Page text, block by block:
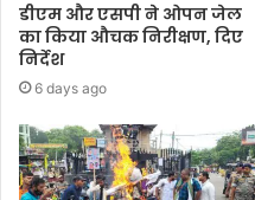
डीएम और एसपी ने ओपन जेल
का किया औचक निरीक्षण, दिए
निर्देश
6 days ago